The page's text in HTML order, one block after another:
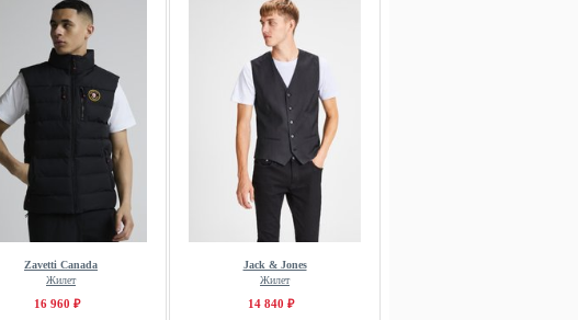
Zavetti Canada
Жилет
16 960 ₽
Jack & Jones
Жилет
14 840 ₽